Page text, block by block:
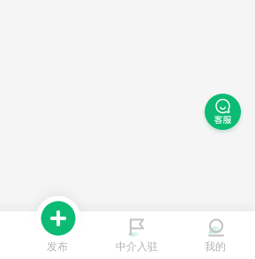
发布 中介入驻 我的